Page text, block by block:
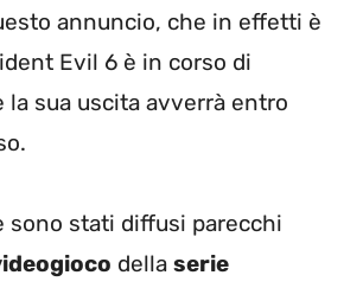
annuncio, che in effetti è
Evil 6 è in corso di
la sua uscita avverrà entro
sono stati diffusi parecchi
della serie